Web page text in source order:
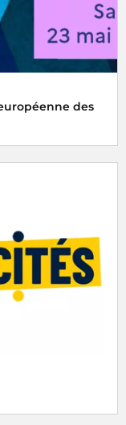
des
2005, la Nuit
le public à
une
parcours,